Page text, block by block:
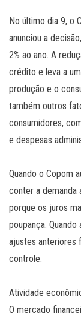
No último dia 9, o
anunciou a
2% ao ano. A
crédito e leva a
produção e o
também outros
consumidores,
e despesas
Quando o Copom
conter a demanda
porque os juros
poupança.
ajustes anteriores
controle.
Atividade
O mercado